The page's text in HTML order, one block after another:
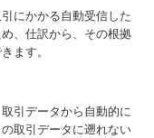
にかかる自動受信した
、仕訳から、その根拠
ます。
引データから自動的に
取引データに遡れない